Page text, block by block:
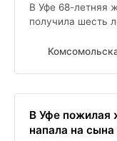
В Уфе 68-летняя
получила шесть
В Уфе пожилая
напала на